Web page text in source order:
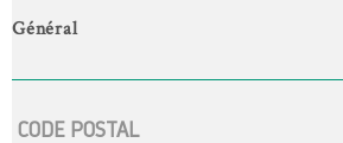
Général
Caractérisque Valeurs
CODE POSTAL